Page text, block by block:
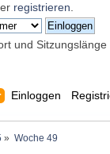
registrieren
und Sitzungslänge
Einloggen
» Woche 49